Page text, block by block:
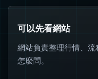
可以先看網站
網站負責整理行情、
怎麼問。